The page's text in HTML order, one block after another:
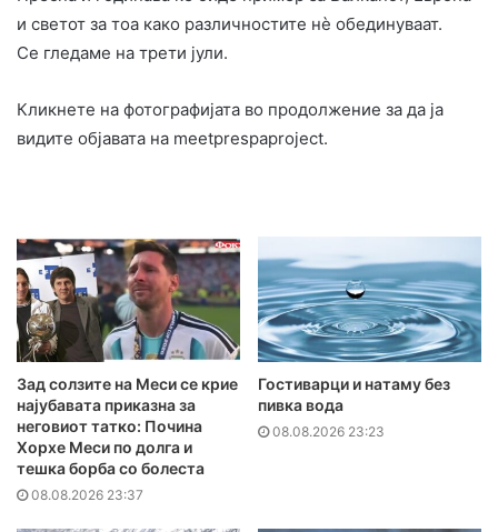
и светот за тоа како различностите нѐ обединуваат.
Се гледаме на трети јули.
Кликнете на фотографијата во продолжение за да ја
видите објавата на meetprespaproject.
Зад солзите на Меси се крие
најубавата приказна за
неговиот татко: Почина
Хорхе Меси по долга и
тешка борба со болеста
08.08.2026 23:37
Гостиварци и натаму без
пивка вода
08.08.2026 23:23